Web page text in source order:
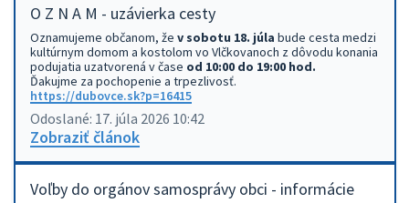
O Z N A M - uzávierka cesty
Oznamujeme občanom, že v sobotu 18. júla bude cesta medzi
kultúrnym domom a kostolom vo Vlčkovanoch z dôvodu konania
podujatia uzatvorená v čase od 10:00 do 19:00 hod.
Ďakujme za pochopenie a trpezlivosť.
https://dubovce.sk?p=16415
Odoslané: 17. júla 2026 10:42
Zobraziť článok
Voľby do orgánov samosprávy obci - informácie